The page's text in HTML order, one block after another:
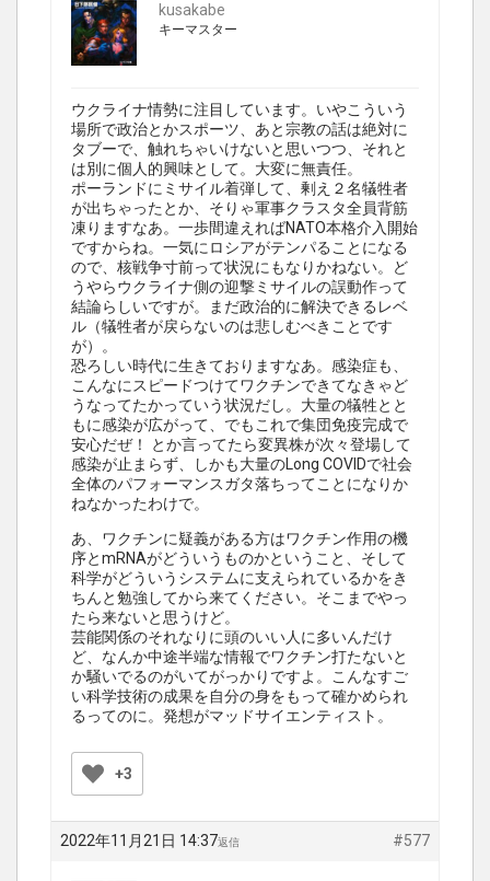
kusakabe
キーマスター
ウクライナ情勢に注目しています。いやこういう
場所で政治とかスポーツ、あと宗教の話は絶対に
タブーで、触れちゃいけないと思いつつ、それと
は別に個人的興味として。大変に無責任。
ポーランドにミサイル着弾して、剰え２名犠牲者
が出ちゃったとか、そりゃ軍事クラスタ全員背筋
凍りますなあ。一歩間違えればNATO本格介入開始
ですからね。一気にロシアがテンパることになる
ので、核戦争寸前って状況にもなりかねない。ど
うやらウクライナ側の迎撃ミサイルの誤動作って
結論らしいですが。まだ政治的に解決できるレベ
ル（犠牲者が戻らないのは悲しむべきことです
が）。
恐ろしい時代に生きておりますなあ。感染症も、
こんなにスピードつけてワクチンできてなきゃど
うなってたかっていう状況だし。大量の犠牲とと
もに感染が広がって、でもこれで集団免疫完成で
安心だぜ！ とか言ってたら変異株が次々登場して
感染が止まらず、しかも大量のLong COVIDで社会
全体のパフォーマンスガタ落ちってことになりか
ねなかったわけで。
あ、ワクチンに疑義がある方はワクチン作用の機
序とmRNAがどういうものかということ、そして
科学がどういうシステムに支えられているかをき
ちんと勉強してから来てください。そこまでやっ
たら来ないと思うけど。
芸能関係のそれなりに頭のいい人に多いんだけ
ど、なんか中途半端な情報でワクチン打たないと
か騒いでるのがいてがっかりですよ。こんなすご
い科学技術の成果を自分の身をもって確かめられ
るってのに。発想がマッドサイエンティスト。
+3
2022年11月21日 14:37 #577
返信